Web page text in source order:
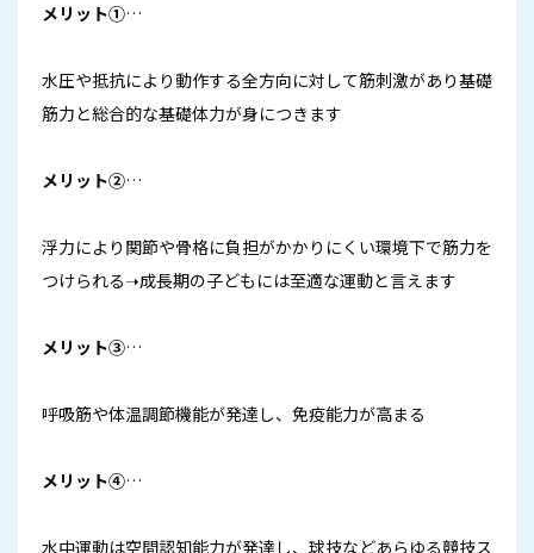
メリット①…
水圧や抵抗により動作する全方向に対して筋刺激があり基礎
筋力と総合的な基礎体力が身につきます
メリット②…
浮力により関節や骨格に負担がかかりにくい環境下で筋力を
つけられる➝成長期の子どもには至適な運動と言えます
メリット③…
呼吸筋や体温調節機能が発達し、免疫能力が高まる
メリット④…
水中運動は空間認知能力が発達し、球技などあらゆる競技ス